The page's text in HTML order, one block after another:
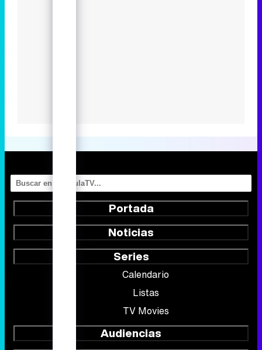
Portada
Noticias
Series
Calendario
Listas
TV Movies
Audiencias